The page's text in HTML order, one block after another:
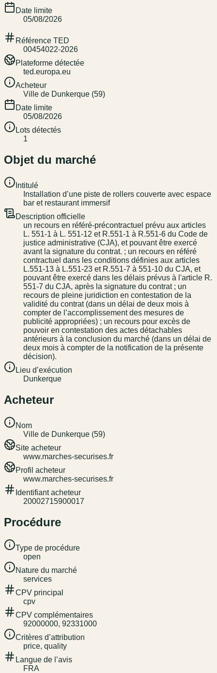
Date limite
05/08/2026
Référence TED
00454022-2026
Plateforme détectée
ted.europa.eu
Acheteur
Ville de Dunkerque (59)
Date limite
05/08/2026
Lots détectés
1
Objet du marché
Intitulé
Installation d’une piste de rollers couverte avec espace
bar et restaurant immersif
Description officielle
un recours en référé-précontractuel prévu aux articles
L. 551-1 à L. 551-12 et R.551-1 à R.551-6 du Code de
justice administrative (CJA), et pouvant être exercé
avant la signature du contrat. ; un recours en référé
contractuel dans les conditions définies aux articles
L.551-13 à L.551-23 et R.551-7 à 551-10 du CJA, et
pouvant être exercé dans les délais prévus à l'article R.
551-7 du CJA, après la signature du contrat ; un
recours de pleine juridiction en contestation de la
validité du contrat (dans un délai de deux mois à
compter de l’accomplissement des mesures de
publicité appropriées) ; un recours pour excès de
pouvoir en contestation des actes détachables
antérieurs à la conclusion du marché (dans un délai de
deux mois à compter de la notification de la présente
décision).
Lieu d’exécution
Dunkerque
Acheteur
Nom
Ville de Dunkerque (59)
Site acheteur
www.marches-securises.fr
Profil acheteur
www.marches-securises.fr
Identifiant acheteur
20002715900017
Procédure
Type de procédure
open
Nature du marché
services
CPV principal
cpv
CPV complémentaires
92000000, 92331000
Critères d’attribution
price, quality
Langue de l’avis
FRA